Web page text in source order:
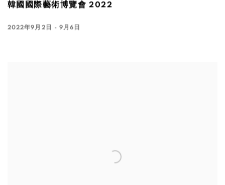
韓國國際藝術博覽會 2022
2022年9月2日 - 9月6日